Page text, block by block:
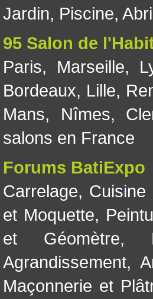
Jardin, Piscine,
95 Salon de
Paris, Marseille,
Bordeaux, Lille,
Mans, Nîmes,
salons en France
Forums BatiExpo
Carrelage, Cuisine
et Moquette,
et Géomètre,
Agrandissement,
Maçonnerie et